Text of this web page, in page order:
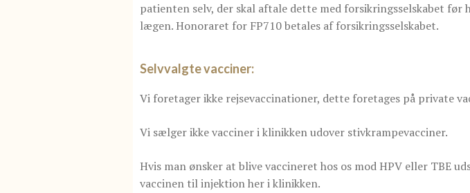
patienten selv, der skal aftale dette med forsikringsselskabet før
lægen. Honoraret for FP710 betales af forsikringsselskabet.
Selvvalgte vacciner:
Vi foretager ikke rejsevaccinationer, dette foretages på private
Vi sælger ikke vacciner i klinikken udover stivkrampevacciner.
Hvis man ønsker at blive vaccineret hos os mod HPV eller TBE
vaccinen til injektion her i klinikken.